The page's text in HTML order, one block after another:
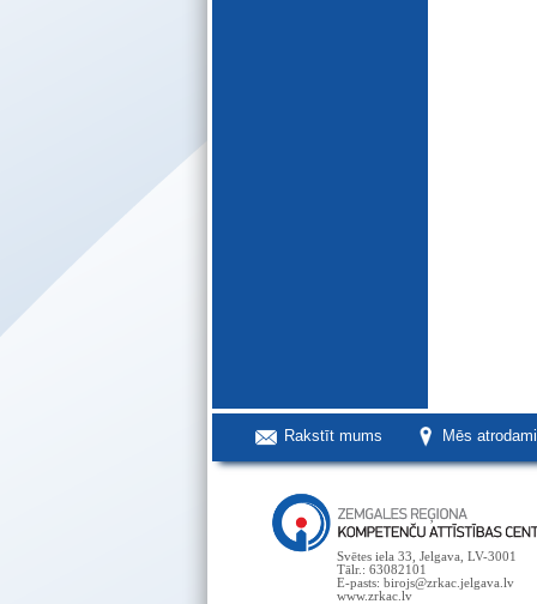
Rakstīt mums Mēs
Svētes iela 33, Jelgava, LV-3001
Tālr.: 63082101
E-pasts: birojs@zrkac.jelgava.lv
www.zrkac.lv